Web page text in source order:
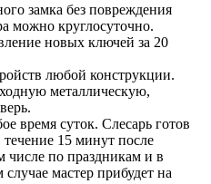
замка без повреждения
можно круглосуточно.
новых ключей за 20
любой конструкции.
металлическую,
время суток. Слесарь готов
15 минут после
числе по праздникам и в
мастер прибудет на